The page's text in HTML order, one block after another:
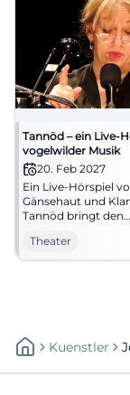
Tannöd – ein Live-
vogelwilder Musik
20. Feb 2027
Ein Live-Hörspiel
Gänsehaut und
Tannöd bringt den
Salzstadel.
Uhr, Eintritt frei.
Theater
Kuenstler